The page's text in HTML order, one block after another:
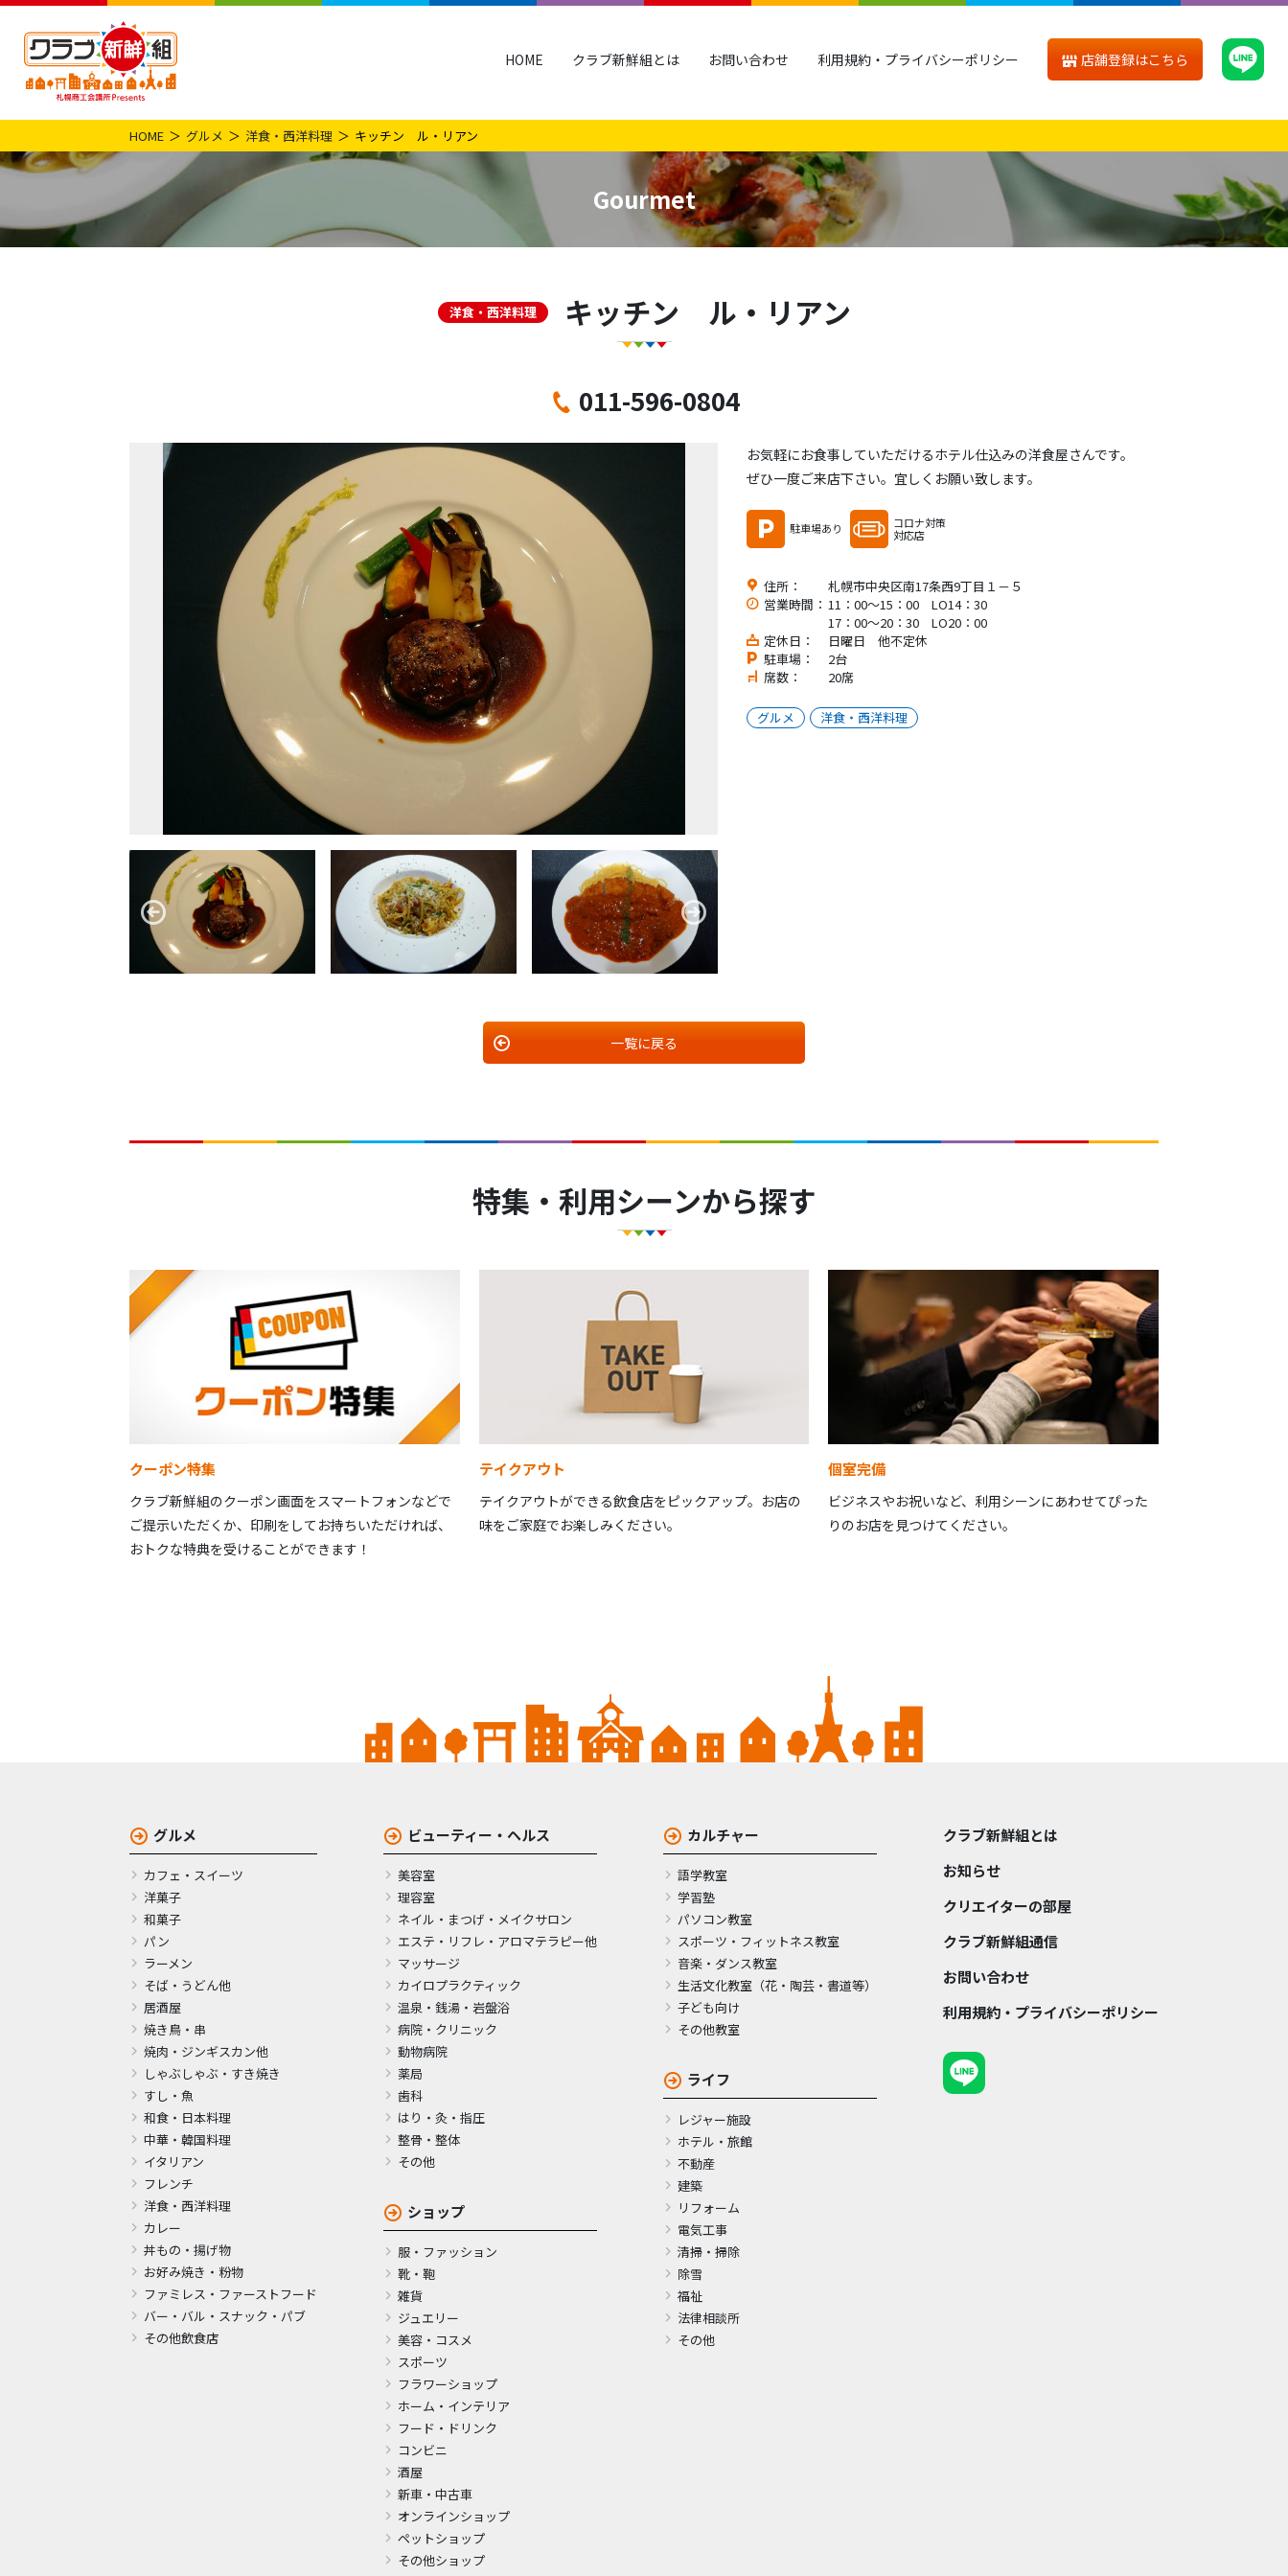
HOME クラブ新鮮組とは お問い合わせ 利用規約・プライバシーポリシー 店舗登録はこちら
HOME グルメ 洋食・西洋料理 キッチン ル・リアン
Gourmet
洋食・西洋料理 キッチン ル・リアン
011-596-0804
お気軽にお食事していただけるホテル仕込みの洋食屋さんです。
ぜひ一度ご来店下さい。宜しくお願い致します。
駐車場あり
コロナ対策
対応店
住所：
札幌市中央区南17条西9丁目１－５
営業時間： 11：00～15：00 LO14：30
17：00～20：30 LO20：00
定休日：
日曜日 他不定休
駐車場：
2台
席数：
20席
グルメ 洋食・西洋料理
一覧に戻る
特集・利用シーンから探す
クーポン特集
クラブ新鮮組のクーポン画面をスマートフォンなどで
ご提示いただくか、印刷をしてお持ちいただければ、
おトクな特典を受けることができます！
テイクアウト
テイクアウトができる飲食店をピックアップ。お店の
味をご家庭でお楽しみください。
個室完備
ビジネスやお祝いなど、利用シーンにあわせてぴった
りのお店を見つけてください。
グルメ
カフェ・スイーツ
洋菓子
和菓子
パン
ラーメン
そば・うどん他
居酒屋
焼き鳥・串
焼肉・ジンギスカン他
しゃぶしゃぶ・すき焼き
すし・魚
和食・日本料理
中華・韓国料理
イタリアン
フレンチ
洋食・西洋料理
カレー
丼もの・揚げ物
お好み焼き・粉物
ファミレス・ファーストフード
バー・バル・スナック・パブ
その他飲食店
ビューティー・ヘルス
美容室
理容室
ネイル・まつげ・メイクサロン
エステ・リフレ・アロマテラピー他
マッサージ
カイロプラクティック
温泉・銭湯・岩盤浴
病院・クリニック
動物病院
薬局
歯科
はり・灸・指圧
整骨・整体
その他
ショップ
服・ファッション
靴・鞄
雑貨
ジュエリー
美容・コスメ
スポーツ
フラワーショップ
ホーム・インテリア
フード・ドリンク
コンビニ
酒屋
新車・中古車
オンラインショップ
ペットショップ
その他ショップ
カルチャー
語学教室
学習塾
パソコン教室
スポーツ・フィットネス教室
音楽・ダンス教室
生活文化教室（花・陶芸・書道等）
子ども向け
その他教室
ライフ
レジャー施設
ホテル・旅館
不動産
建築
リフォーム
電気工事
清掃・掃除
除雪
福祉
法律相談所
その他
クラブ新鮮組とは
お知らせ
クリエイターの部屋
クラブ新鮮組通信
お問い合わせ
利用規約・プライバシーポリシー